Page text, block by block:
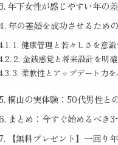
年下女性が感じやすい年の
年の差婚を成功させるため
1. 健康管理と若々しさを意識
2. 金銭感覚と将来設計を明
3. 柔軟性とアップデート力を
桐山の実体験：50代男性と
まとめ：今すぐ始めるべき
【無料プレゼント】一回り